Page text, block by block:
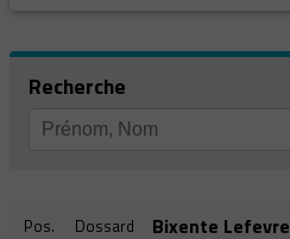
Recherche
Pos. Dossard
Bixente Lefevre